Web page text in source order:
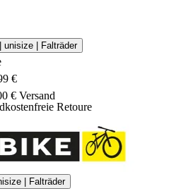
unisize | Falträder
€
€ Versand
Retoure
| Falträder